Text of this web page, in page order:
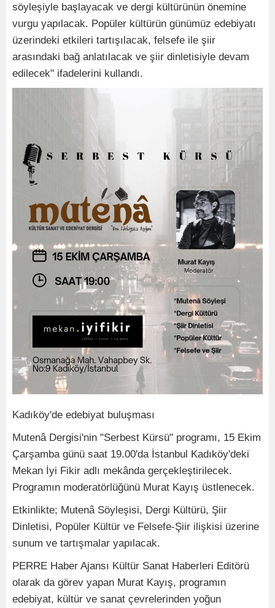
söyleşiyle başlayacak ve dergi kültürünün önemine
vurgu yapılacak. Popüler kültürün günümüz edebiyatı
üzerindeki etkileri tartışılacak, felsefe ile şiir
arasındaki bağ anlatılacak ve şiir dinletisiyle devam
edilecek" ifadelerini kullandı.
Kadıköy'de edebiyat buluşması
Mutenâ Dergisi'nin "Serbest Kürsü" programı, 15 Ekim
Çarşamba günü saat 19.00'da İstanbul Kadıköy'deki
Mekan İyi Fikir adlı mekânda gerçekleştirilecek.
Programın moderatörlüğünü Murat Kayış üstlenecek.
Etkinlikte; Mutenâ Söyleşisi, Dergi Kültürü, Şiir
Dinletisi, Popüler Kültür ve Felsefe-Şiir ilişkisi üzerine
sunum ve tartışmalar yapılacak.
PERRE Haber Ajansı Kültür Sanat Haberleri Editörü
olarak da görev yapan Murat Kayış, programın
edebiyat, kültür ve sanat çevrelerinden yoğun